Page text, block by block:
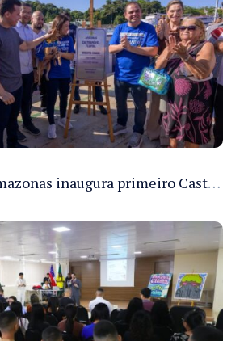
Governo do Amazonas inaugura primeiro Castramóvel Fluvial para atendimento veterinário às comunidades ribeirinhas e castração gratuita